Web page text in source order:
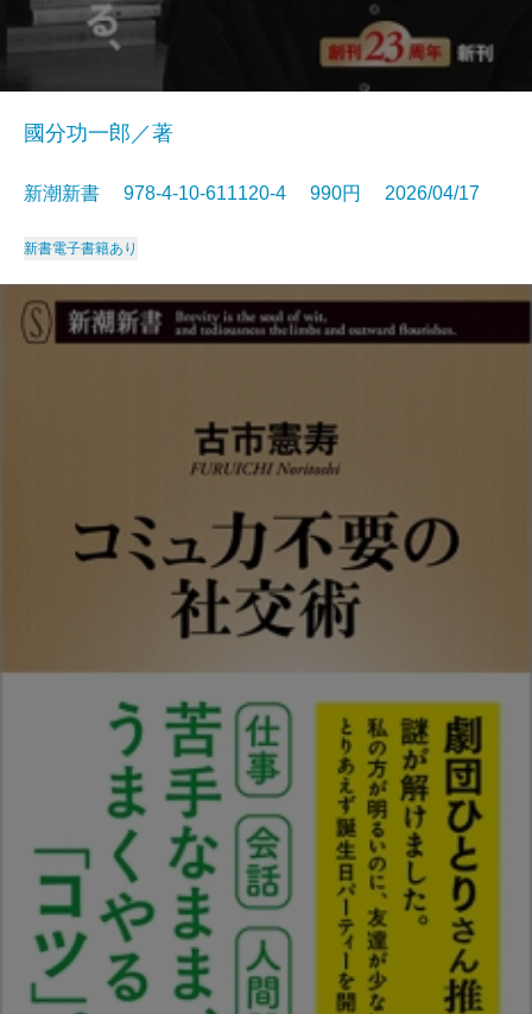
國分功一郎／著
新潮新書 978-4-10-611120-4 990円 2026/04/17
新書電子書籍あり